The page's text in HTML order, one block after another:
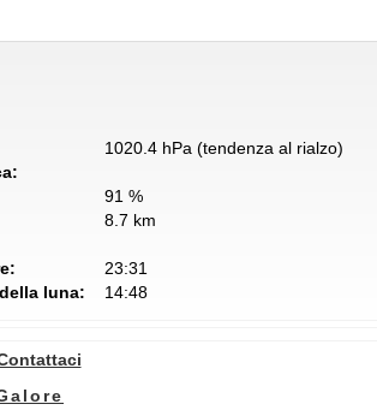
1020.4 hPa (tendenza al rialzo)
91 %
8.7 km
23:31
luna:
14:48